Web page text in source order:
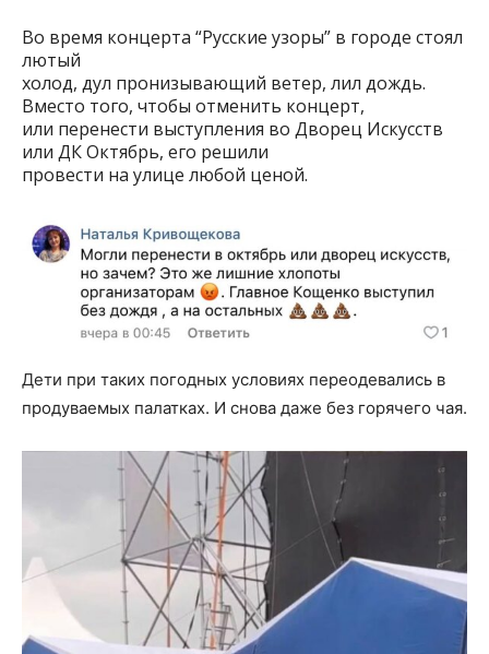
Во время концерта “Русские узоры” в городе стоял
лютый
холод, дул пронизывающий ветер, лил дождь.
Вместо того, чтобы отменить концерт,
или перенести выступления во Дворец Искусств
или ДК Октябрь, его решили
провести на улице любой ценой.
Дети при таких погодных условиях переодевались в
продуваемых палатках. И снова даже без горячего чая.